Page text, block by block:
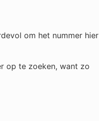
om het nummer hier
op te zoeken, want zo